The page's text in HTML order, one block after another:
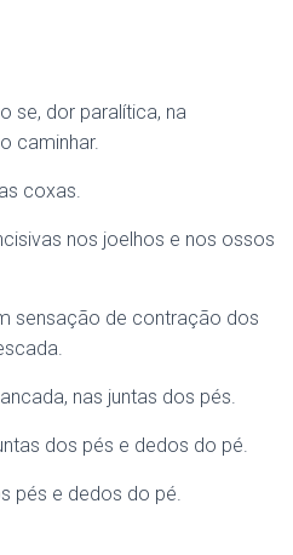
se, dor paralítica, na
caminhar.
coxas.
nos joelhos e nos ossos
sensação de contração dos
nas juntas dos pés.
dos pés e dedos do pé.
pés e dedos do pé.